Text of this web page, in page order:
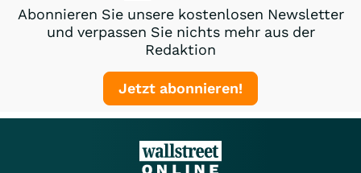
Abonnieren Sie unsere kostenlosen Newsletter
und verpassen Sie nichts mehr aus der
Redaktion
Jetzt abonnieren!